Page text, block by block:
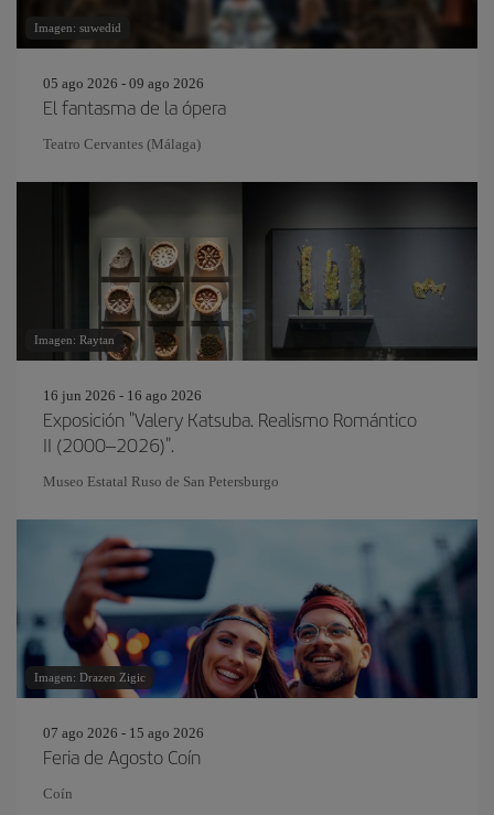
Imagen: suwedid
05 ago 2026 - 09 ago 2026
El fantasma de la ópera
Teatro Cervantes (Málaga)
Imagen: Raytan
16 jun 2026 - 16 ago 2026
Exposición "Valery Katsuba. Realismo Romántico
II (2000–2026)".
Museo Estatal Ruso de San Petersburgo
Imagen: Drazen Zigic
07 ago 2026 - 15 ago 2026
Feria de Agosto Coín
Coín